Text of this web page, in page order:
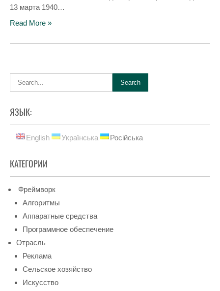
13 марта 1940…
Read More »
ЯЗЫК:
English Українська Російська
КАТЕГОРИИ
Фреймворк
Алгоритмы
Аппаратные средства
Программное обеспечение
Отрасль
Реклама
Сельское хозяйство
Искусство